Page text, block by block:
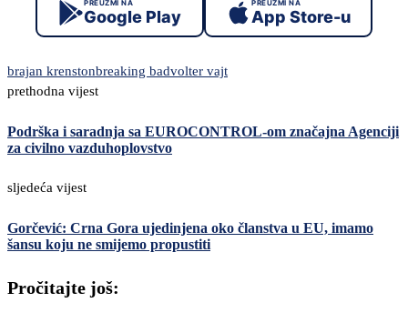
PREUZMI NA
Google Play
PREUZMI NA
App Store-u
brajan krenstonbreaking badvolter vajt
prethodna vijest
Podrška i saradnja sa EUROCONTROL-om značajna Agenciji
za civilno vazduhoplovstvo
sljedeća vijest
Gorčević: Crna Gora ujedinjena oko članstva u EU, imamo
šansu koju ne smijemo propustiti
Pročitajte još: